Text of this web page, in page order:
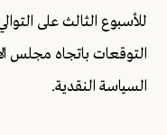
للأسبوع الثالث على
التوقعات باتجاه مجلس
السياسة النقدية.